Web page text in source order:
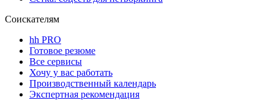
Соискателям
hh PRO
Готовое резюме
Все сервисы
Хочу у вас работать
Производственный календарь
Экспертная рекомендация